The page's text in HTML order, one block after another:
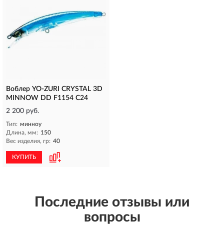
Воблер YO-ZURI CRYSTAL 3D
MINNOW DD F1154 C24
2 200 руб.
Тип: минноу
Длина, мм: 150
Вес изделия, гр: 40
КУПИТЬ
Последние отзывы или
вопросы